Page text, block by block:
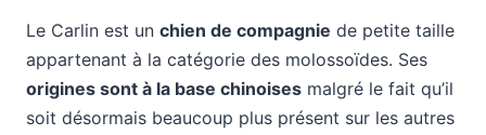
Le Carlin est un chien de compagnie de petite taille
appartenant à la catégorie des molossoïdes. Ses
origines sont à la base chinoises malgré le fait qu’il
soit désormais beaucoup plus présent sur les autres